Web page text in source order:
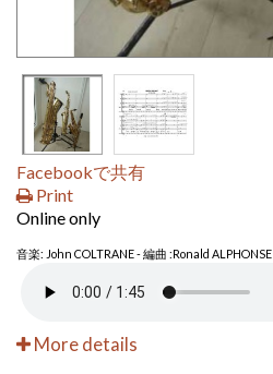
Facebookで共有
Print
Online only
音楽: John COLTRANE - 編曲 :Ronald ALPHONSE
More details